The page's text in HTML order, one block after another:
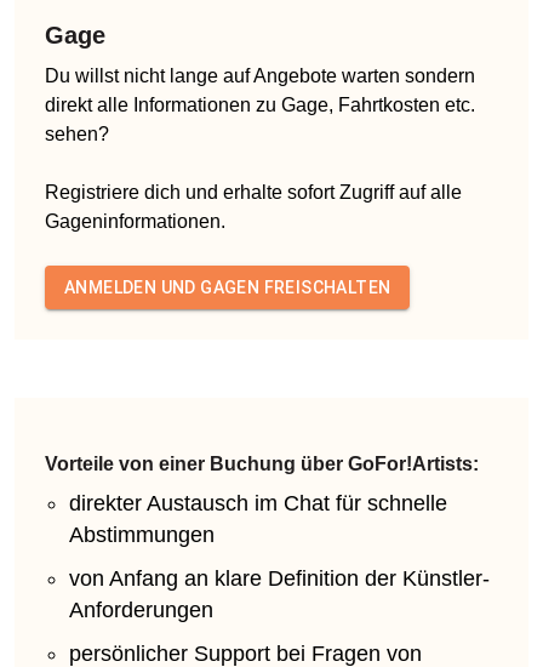
Gage
Du willst nicht lange auf Angebote warten sondern
direkt alle Informationen zu Gage, Fahrtkosten etc.
sehen?
Registriere dich und erhalte sofort Zugriff auf alle
Gageninformationen.
ANMELDEN UND GAGEN FREISCHALTEN
Vorteile von einer Buchung über GoFor!Artists:
direkter Austausch im Chat für schnelle
Abstimmungen
von Anfang an klare Definition der Künstler-
Anforderungen
persönlicher Support bei Fragen von